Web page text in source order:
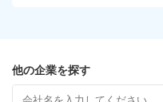
他の企業を探す